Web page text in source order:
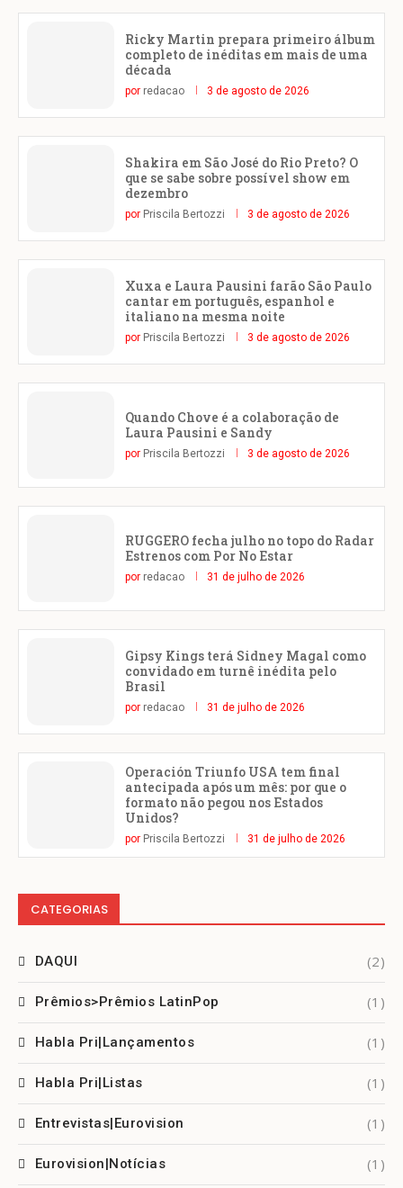
Ricky Martin prepara primeiro álbum
completo de inéditas em mais de uma
década
por redacao 3 de agosto de 2026
Shakira em São José do Rio Preto? O
que se sabe sobre possível show em
dezembro
por Priscila Bertozzi 3 de agosto de 2026
Xuxa e Laura Pausini farão São Paulo
cantar em português, espanhol e
italiano na mesma noite
por Priscila Bertozzi 3 de agosto de 2026
Quando Chove é a colaboração de
Laura Pausini e Sandy
por Priscila Bertozzi 3 de agosto de 2026
RUGGERO fecha julho no topo do Radar
Estrenos com Por No Estar
por redacao 31 de julho de 2026
Gipsy Kings terá Sidney Magal como
convidado em turnê inédita pelo
Brasil
por redacao 31 de julho de 2026
Operación Triunfo USA tem final
antecipada após um mês: por que o
formato não pegou nos Estados
Unidos?
por Priscila Bertozzi 31 de julho de 2026
CATEGORIAS
DAQUI (2)
Prêmios>Prêmios LatinPop (1)
Habla Pri|Lançamentos (1)
Habla Pri|Listas (1)
Entrevistas|Eurovision (1)
Eurovision|Notícias (1)